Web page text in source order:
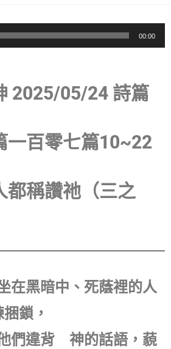
00:00
2025/05/24 詩篇
一百零七篇10~22
都稱讚祂（三之
在黑暗中、死蔭裡的人
鎖，
們違背 神的話語，藐